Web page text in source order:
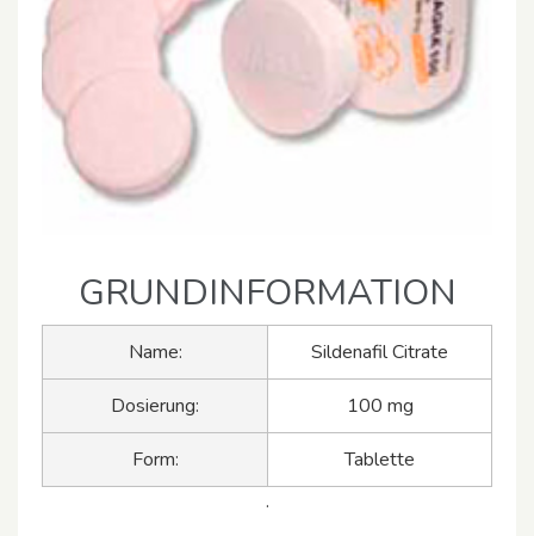
GRUNDINFORMATION
Name: Sildenafil Citrate
Dosierung: 100 mg
Form:
Tablette
.